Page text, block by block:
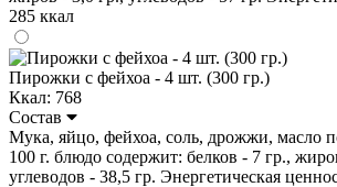
285 ккал
Пирожки с фейхоа - 4 шт. (300 гр.)
Ккал: 768
Состав
Мука, яйцо, фейхоа, соль, дрожжи, масло
100 г. блюдо содержит: белков - 7 гр.,
углеводов - 38,5 гр. Энергетическая